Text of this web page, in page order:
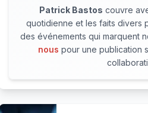
Patrick Bastos couvre
quotidienne et les faits divers
des événements qui marquent
nous pour une publication